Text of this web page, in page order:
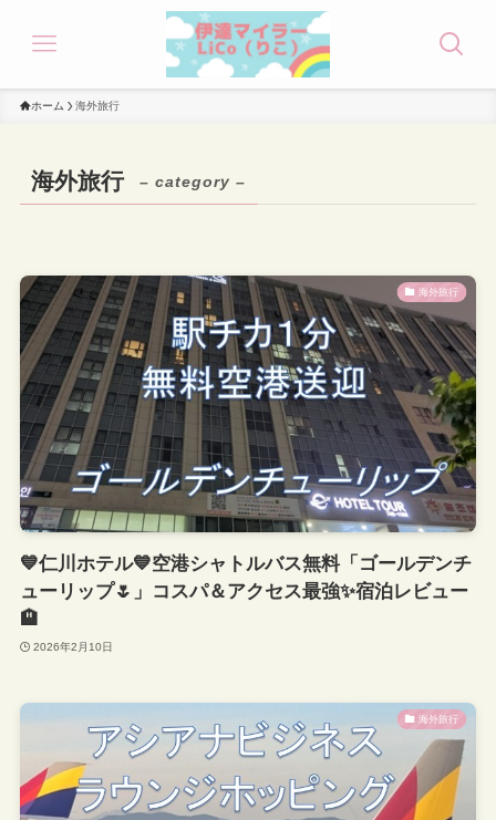
ホーム 海外旅行
海外旅行 – category –
海外旅行
💙仁川ホテル💙空港シャトルバス無料「ゴールデンチ
ューリップ🌷」コスパ＆アクセス最強✨宿泊レビュー
🏨
2026年2月10日
海外旅行